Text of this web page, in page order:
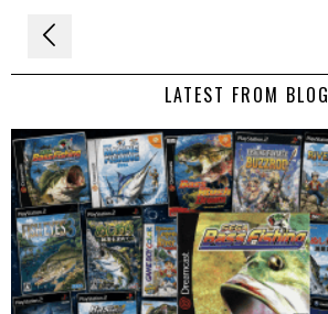
Navigation
de LATEST FROM BLOG